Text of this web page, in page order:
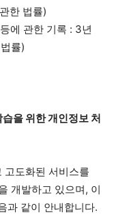
한 법률)
에 관한 기록 : 3년
률)
을 위한 개인정보 처
고도화된 서비스를
개발하고 있으며, 이
과 같이 안내합니다.